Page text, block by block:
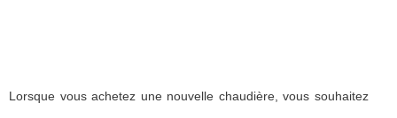
Lorsque vous achetez une nouvelle chaudière, vous souhaitez